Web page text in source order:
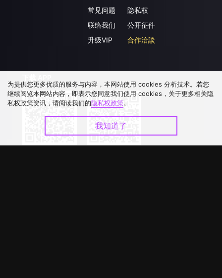
常见问题
联络我们
升级VIP
隐私权
公开征件
合作洽談
为提供您更多优质的服务与内容，本网站使用 cookies 分析技术。若您
继续阅览本网站内容，即表示您同意我们使用 cookies，关于更多相关隐
私权政策资讯，请阅读我们的隐私权政策。
我知道了